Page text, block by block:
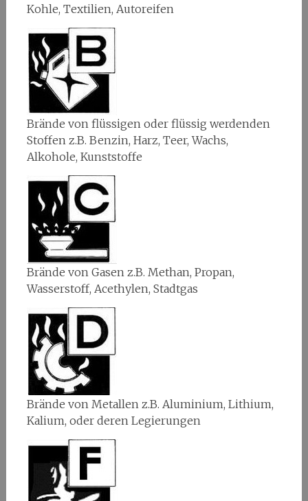
Kohle, Textilien, Autoreifen
Brände von flüssigen oder flüssig werdenden
Stoffen z.B. Benzin, Harz, Teer, Wachs,
Alkohole, Kunststoffe
Brände von Gasen z.B. Methan, Propan,
Wasserstoff, Acethylen, Stadtgas
Brände von Metallen z.B. Aluminium, Lithium,
Kalium, oder deren Legierungen